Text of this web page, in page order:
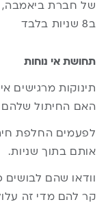
של חברת ביאמבה,
ב8 שניות בלבד
תחושת אי נוחות
תינוקות מרגישים
האם החיתול שלהם
לפעמים החלפת
אותם בתוך שניות.
וודאו שהם
קר להם מדי זה